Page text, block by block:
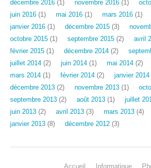
décembre 2016 (1) novembre 2016 (1)
juin 2016 (1) mai 2016 (1) mars 2016 (1)
janvier 2016 (1) décembre 2015 (3)
octobre 2015 (1) septembre 2015 (2) avril
février 2015 (1) décembre 2014 (2)
juillet 2014 (2) juin 2014 (1) mai 2014 (2)
mars 2014 (1) février 2014 (2) janvier 2014
décembre 2013 (2) novembre 2013 (1)
septembre 2013 (2) août 2013 (1) juillet
juin 2013 (2) avril 2013 (3) mars 2013 (4)
janvier 2013 (8) décembre 2012 (3)
Accueil Informatique